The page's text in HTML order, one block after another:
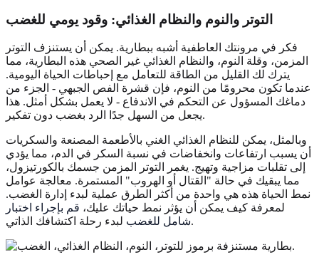
التوتر والنوم والنظام الغذائي: وقود يومي للغضب
فكر في مرونتك العاطفية أشبه ببطارية. يمكن أن يستنزف التوتر
المزمن، وقلة النوم، والنظام الغذائي غير الصحي هذه البطارية، مما
يترك لك القليل من الطاقة للتعامل مع إحباطات الحياة اليومية.
عندما تكون محرومًا من النوم، فإن قشرة الفص الجبهي - الجزء من
دماغك المسؤول عن التحكم في الاندفاع - لا يعمل بشكل أمثل. هذا
يجعل من السهل جدًا الرد بغضب دون تفكير.
وبالمثل، يمكن للنظام الغذائي الغني بالأطعمة المصنعة والسكريات
أن يسبب ارتفاعات وانخفاضات في نسبة السكر في الدم، مما يؤدي
إلى تقلبات مزاجية وتهيج. يغمر التوتر المزمن جسمك بالكورتيزول،
مما يبقيك في حالة "القتال أو الهروب" المستمرة. معالجة عوامل
نمط الحياة هذه هي واحدة من أكثر الطرق عملية لبدء إدارة الغضب.
لمعرفة كيف يمكن أن يؤثر نمط حياتك عليك، قم بإجراء اختبار
شامل للغضبلبدء رحلة اكتشافك الذاتي.